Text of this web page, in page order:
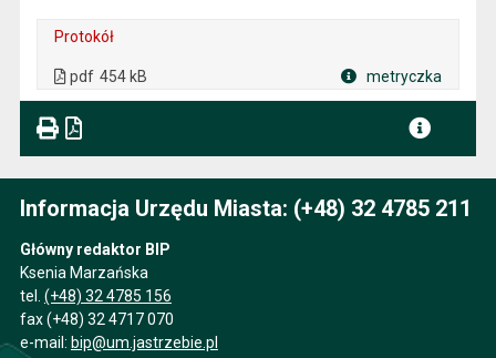
Protokół
pdf 454 kB metryczka
Informacja Urzędu Miasta: (+48) 32 4785 211
Główny redaktor BIP
Ksenia Marzańska
tel. (+48) 32 4785 156
fax (+48) 32 4717 070
e-mail: bip@um.jastrzebie.pl